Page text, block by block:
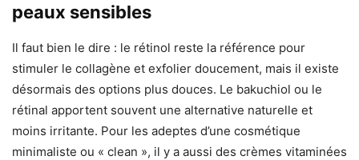
peaux sensibles
Il faut bien le dire : le rétinol reste la référence pour
stimuler le collagène et exfolier doucement, mais il existe
désormais des options plus douces. Le bakuchiol ou le
rétinal apportent souvent une alternative naturelle et
moins irritante. Pour les adeptes d’une cosmétique
minimaliste ou « clean », il y a aussi des crèmes vitaminées